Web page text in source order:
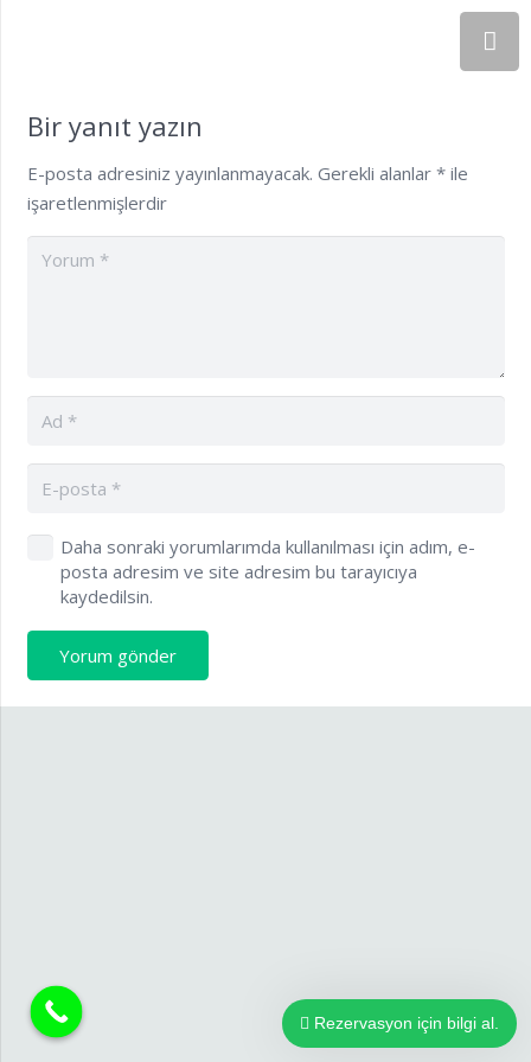
Bir yanıt yazın
E-posta adresiniz yayınlanmayacak. Gerekli alanlar *ile
işaretlenmişlerdir
Daha sonraki yorumlarımda kullanılması için adım, e-
posta adresim ve site adresim bu tarayıcıya
kaydedilsin.
Yorum gönder
Rezervasyon için bilgi al.